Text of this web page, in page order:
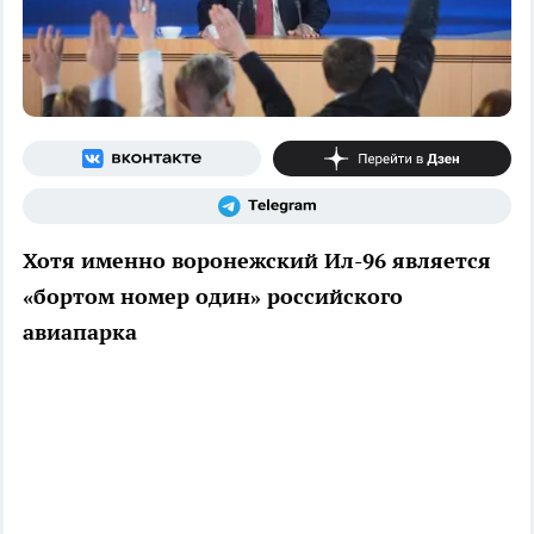
Хотя именно воронежский Ил-96 является
«бортом номер один» российского
авиапарка